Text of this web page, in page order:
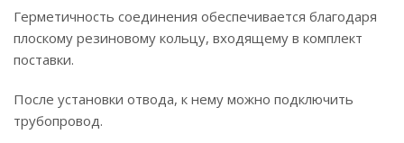
Герметичность соединения обеспечивается благодаря
плоскому резиновому кольцу, входящему в комплект
поставки.
После установки отвода, к нему можно подключить
трубопровод.